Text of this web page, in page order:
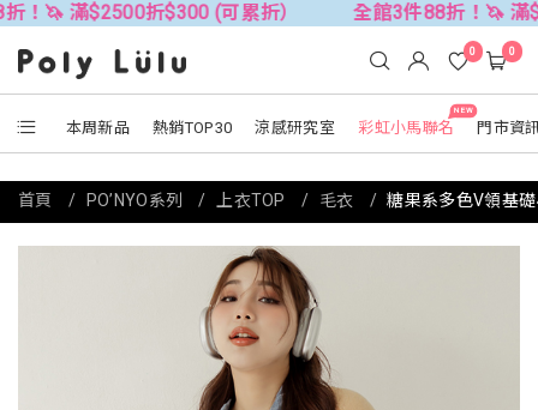
折$300 (可累折） 全館3件88折！🦄 滿$2500折
本周新品 熱銷TOP30 涼感研究室
NEW
彩虹小馬聯名 門市資
0 0
首頁 PO’NYO系列 上衣TOP 毛衣 糖果系多色V領基